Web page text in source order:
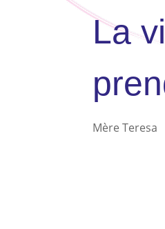
La
Mère Teresa